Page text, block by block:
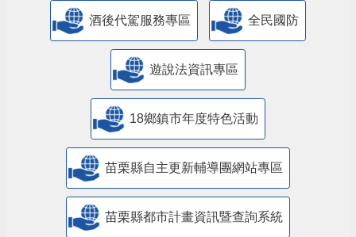
酒後代駕服務專區 全民國防
遊說法資訊專區
18鄉鎮市年度特色活動
苗栗縣自主更新輔導團網站專區
苗栗縣都市計畫資訊暨查詢系統